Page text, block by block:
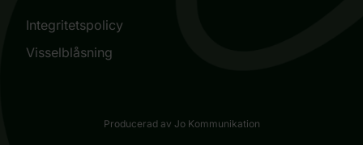
Integritetspolicy
Visselblåsning
Producerad av Jo Kommunikation